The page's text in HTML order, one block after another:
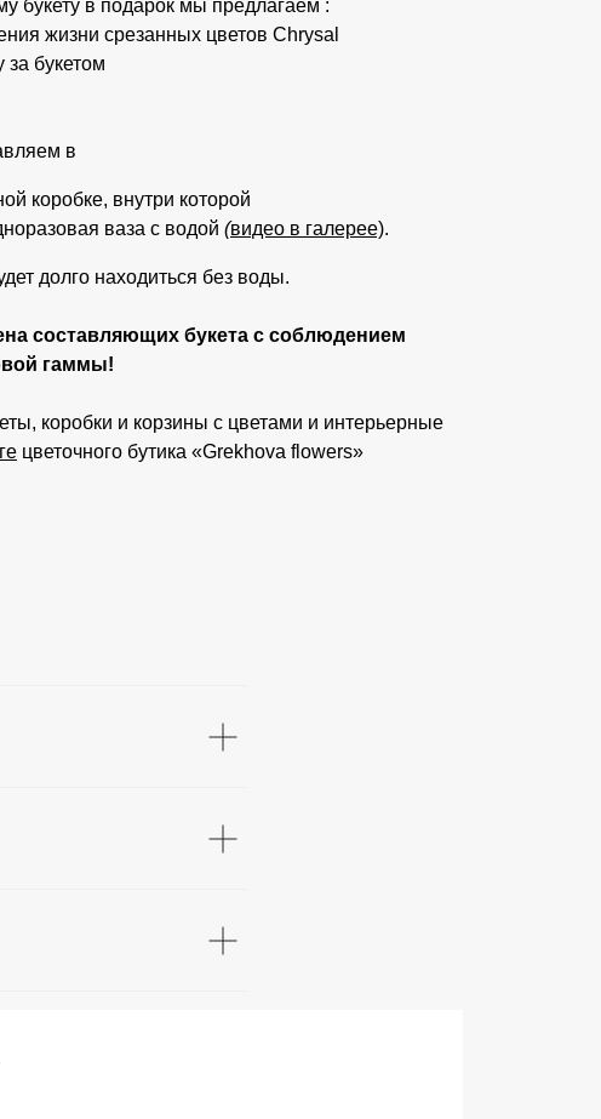
букету в подарок мы предлагаем :
жизни срезанных цветов Chrysal
за букетом
в
коробке, внутри которой
ваза с водой (видео в галерее).
долго находиться без воды.
составляющих букета с соблюдением
гаммы!
коробки и корзины с цветами и интерьерные
цветочного бутика «Grekhova flowers»